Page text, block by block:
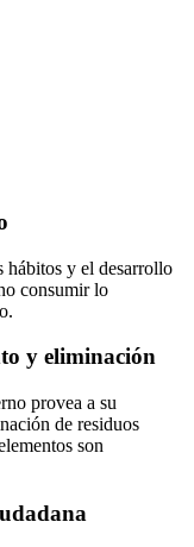
hábitos y el desarrollo
consumir lo
y eliminación
provea a su
de residuos
son